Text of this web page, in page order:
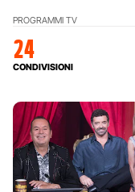
PROGRAMMI TV
24
CONDIVISIONI